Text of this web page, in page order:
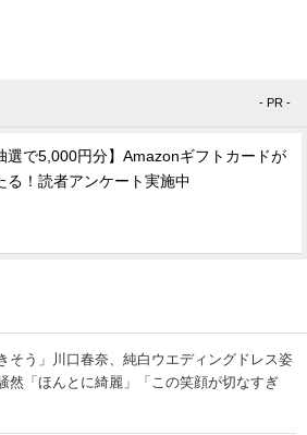
- PR -
選で5,000円分】Amazonギフトカードが
る！読者アンケート実施中
そう」川口春奈、純白ウエディングドレス姿
然「ほんとに綺麗」「この笑顔が切なすぎ